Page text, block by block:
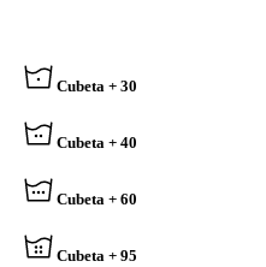
Cubeta + 30
Cubeta + 40
Cubeta + 60
Cubeta + 95